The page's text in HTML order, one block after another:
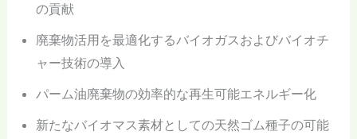
の貢献
廃棄物活用を最適化するバイオガスおよびバイオチ
ャー技術の導入
パーム油廃棄物の効率的な再生可能エネルギー化
新たなバイオマス素材としての天然ゴム種子の可能